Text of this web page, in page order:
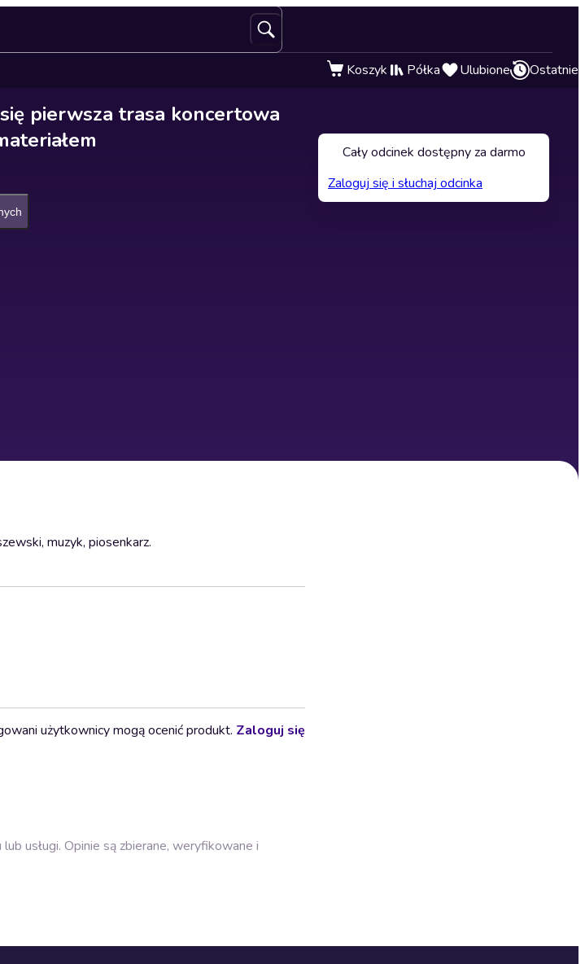
Koszyk Półka Ulubione Ostatnie
pierwsza trasa koncertowa
muzyk, piosenkarz.
użytkownicy mogą ocenić produkt. Zaloguj się
usługi. Opinie są zbierane, weryfikowane i
Cały odcinek dostępny za darmo
Zaloguj się i słuchaj odcinka